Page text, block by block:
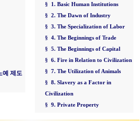
예 제도
§ 1. Basic Human Institutions
§ 2. The Dawn of Industry
§ 3. The Specialization of Labor
§ 4. The Beginnings of Trade
§ 5. The Beginnings of Capital
§ 6. Fire in Relation to Civilization
§ 7. The Utilization of Animals
§ 8. Slavery as a Factor in
Civilization
§ 9. Private Property